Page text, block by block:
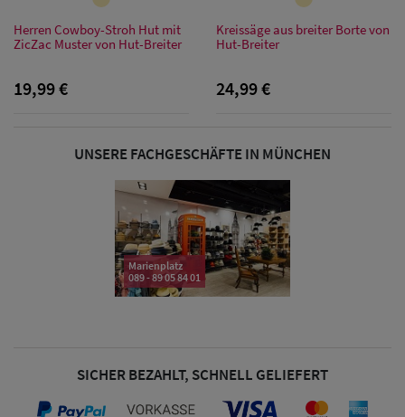
Snapback Caps
Großgrößen
Herren Cowboy-Stroh Hut mit
ZicZac Muster von Hut-Breiter
19,99 €
Kreissäge aus breiter Borte von
Hut-Breiter
24,99 €
UNSERE FACHGESCHÄFTE IN MÜNCHEN
Marienplatz
089 - 89 05 84 01
SICHER BEZAHLT, SCHNELL GELIEFERT